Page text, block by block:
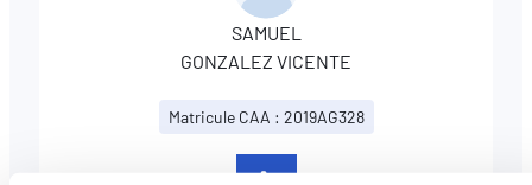
SAMUEL
GONZALEZ VICENTE
Matricule CAA : 2019AG328